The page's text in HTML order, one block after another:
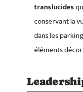
translucides
conservant la
dans les
éléments